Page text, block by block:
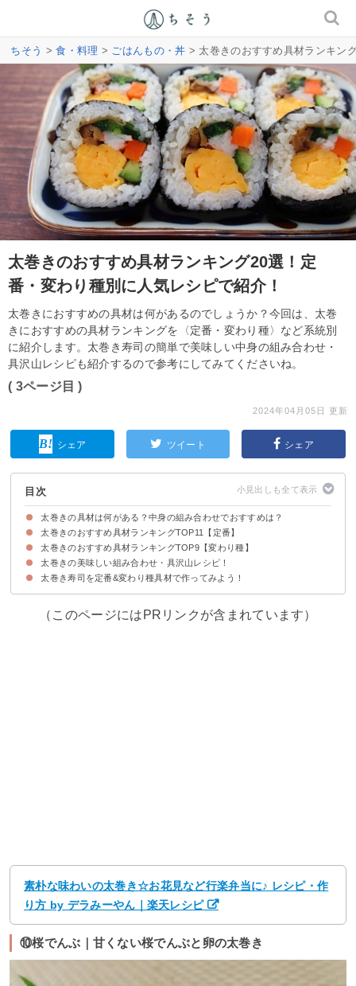
ちそう >食・料理 > ごはんもの・丼 > 太巻きのおすすめ具材ランキン
太巻きのおすすめ具材ランキング20選！定
番・変わり種別に人気レシピで紹介！
太巻きにおすすめの具材は何があるのでしょうか？今回は、太巻
きにおすすめの具材ランキングを〈定番・変わり種〉など系統別
に紹介します。太巻き寿司の簡単で美味しい中身の組み合わせ・
具沢山レシピも紹介するので参考にしてみてくださいね。
( 3ページ目 )
2024年04月05日 更新
シェア ツイート シェア
目次
太巻きの具材は何がある？中身の組み合わせでおすすめは？
太巻きのおすすめ具材ランキングTOP11【定番】
①卵｜卵と明太子の太巻き
②カニカマ｜カニカマと鮭と卵の太巻き
③マグロ｜マグロの太巻き
④きゅうり｜きゅうり1本を使った太巻き
⑤サーモン｜サーモンと卵の太巻き
⑥干し椎茸｜干し椎茸と卵の太巻き
⑦高野豆腐｜高野豆腐と卵焼きの田舎巻き
⑧にんじん｜にんじんの煮物を使った太巻き
⑨かんぴょう｜かんぴょう煮が入った具沢山太巻き
⑩桜でんぶ｜甘くない桜でんぶと卵の太巻き
⑪とびっこ｜とびっこと桜でんぶを使った太巻き
太巻きのおすすめ具材ランキングTOP9【変わり種】
①サラダ｜野菜たっぷりのサラダ太巻き
②牛肉｜牛肉と卵の太巻き
③カツ｜チキンカツの太巻き
④照り焼きチキン｜照り焼きチキンとレタスの太巻き
⑤ソーセージ｜ソーセージと卵の太巻き
⑥ツナマヨ｜ツナマヨとカニカマのサラダ太巻き
⑦クリームチーズ｜クリームチーズといくらの太巻き
⑧アボカド｜アボカドと生ハムの太巻き
⑨エビフライ｜エビフライとタルタルソースの太巻き
太巻きの美味しい組み合わせ・具沢山レシピ！
①海鮮太巻き
②キンパ風の太巻き
③手軽なサラダ太巻き
④定番具材がたっぷりの太巻き
⑤火を使わずに作れる太巻き
太巻き寿司を定番&変わり種具材で作ってみよう！
（このページにはPRリンクが含まれています）
素朴な味わいの太巻き☆お花見など行楽弁当に♪ レシピ・作
り方 by デラみーやん｜楽天レシピ
⑩桜でんぶ｜甘くない桜でんぶと卵の太巻き